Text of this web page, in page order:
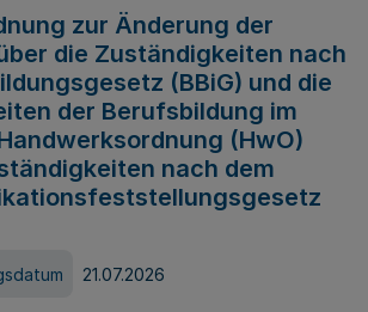
zur Änderung der
die Zuständigkeiten nach
(BBiG) und die
der Berufsbildung im
(HwO)
nach dem
21.07.2026